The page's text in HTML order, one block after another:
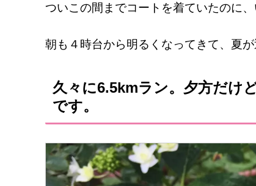
ついこの間までコートを着ていたのに
朝も４時台から明るくなってきて、夏
久々に6.5kmラン。夕方だけ
です。